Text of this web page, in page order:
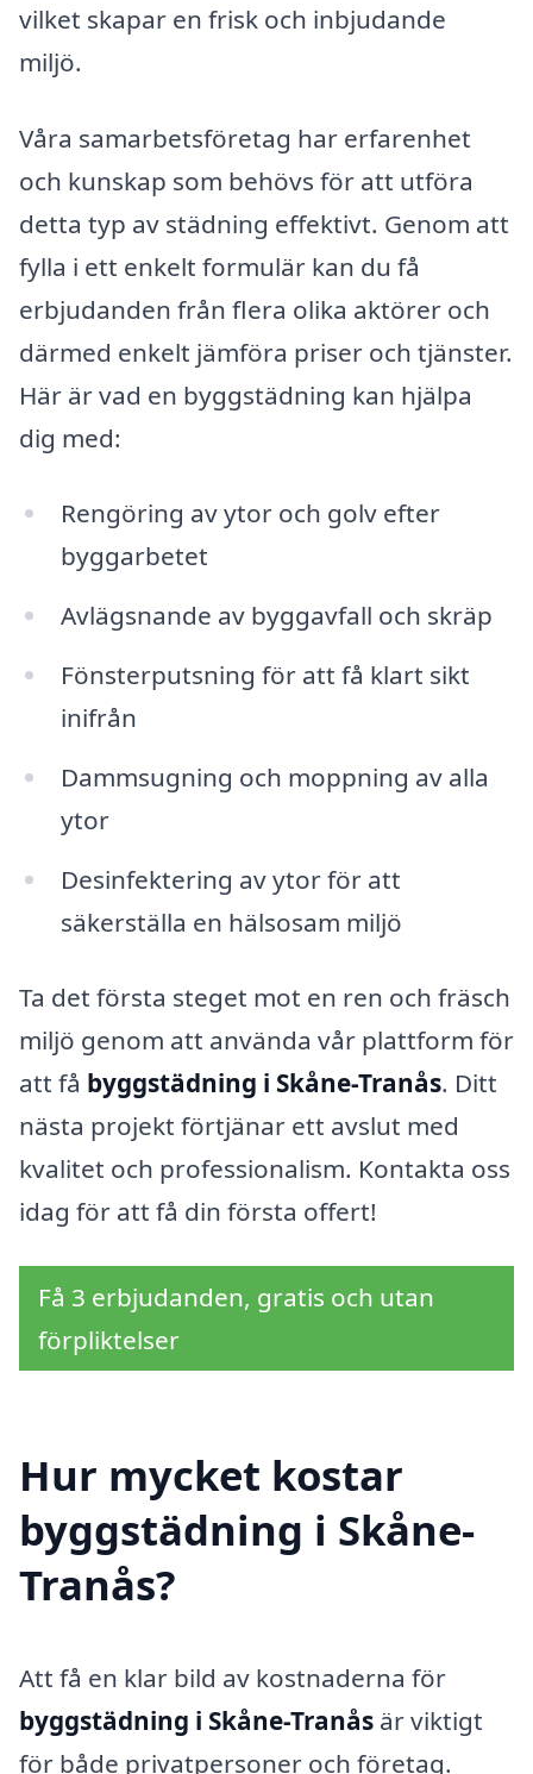
vilket skapar en frisk och inbjudande
miljö.
Våra samarbetsföretag har erfarenhet
och kunskap som behövs för att utföra
detta typ av städning effektivt. Genom att
fylla i ett enkelt formulär kan du få
erbjudanden från flera olika aktörer och
därmed enkelt jämföra priser och tjänster.
Här är vad en byggstädning kan hjälpa
dig med:
Rengöring av ytor och golv efter
byggarbetet
Avlägsnande av byggavfall och skräp
Fönsterputsning för att få klart sikt
inifrån
Dammsugning och moppning av alla
ytor
Desinfektering av ytor för att
säkerställa en hälsosam miljö
Ta det första steget mot en ren och fräsch
miljö genom att använda vår plattform för
att få byggstädning i Skåne-Tranås. Ditt
nästa projekt förtjänar ett avslut med
kvalitet och professionalism. Kontakta oss
idag för att få din första offert!
Få 3 erbjudanden, gratis och utan
förpliktelser
Hur mycket kostar
byggstädning i Skåne-
Tranås?
Att få en klar bild av kostnaderna för
byggstädning i Skåne-Tranås är viktigt
för både privatpersoner och företag.